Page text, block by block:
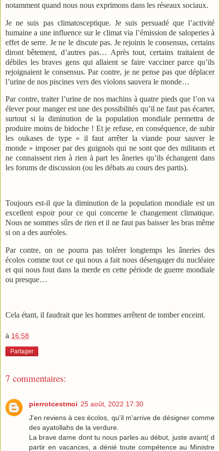
notamment quand nous nous exprimons dans les réseaux sociaux.
Je ne suis pas climatosceptique. Je suis persuadé que l’activité
humaine a une influence sur le climat via l’émission de saloperies à
effet de serre. Je ne le discute pas. Je rejoints le consensus, certains
diront bêtement, d’autres pas… Après tout, certains traitaient de
débiles les braves gens qui allaient se faire vacciner parce qu’ils
rejoignaient le consensus. Par contre, je ne pense pas que déplacer
l’urine de nos piscines vers des violons sauvera le monde…
Par contre, traiter l’urine de nos machins à quatre pieds que l’on va
élever pour manger est une des possibilités qu’il ne faut pas écarter,
surtout si la diminution de la population mondiale permettra de
produire moins de bidoche ! Et je refuse, en conséquence, de subir
les oukases de type « il faut arrêter la viande pour sauver le
monde » imposer par des guignols qui ne sont que des militants et
ne connaissent rien à rien à part les âneries qu’ils échangent dans
les forums de discussion (ou les débats au cours des partis).
Toujours est-il que la diminution de la population mondiale est un
excellent espoir pour ce qui concerne le changement climatique.
Nous ne sommes sûrs de rien et il ne faut pas baisser les bras même
si on a des auréoles.
Par contre, on ne pourra pas tolérer longtemps les âneries des
écolos comme tout ce qui nous a fait nous désengager du nucléaire
et qui nous fout dans la merde en cette période de guerre mondiale
ou presque…
Cela étant, il faudrait que les hommes arrêtent de tomber enceint.
à 16:58
Partager
7 commentaires:
pierrotcestmoi 25 août, 2022 17:30
J'en reviens à ces écolos, qu'il m'arrive de désigner comme
des ayatollahs de la verdure.
La brave dame dont tu nous parles au début, juste avant( d
partir en vacances, a dénié toute compétence au Ministre